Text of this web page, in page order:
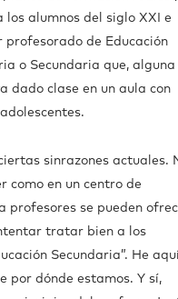
los alumnos del siglo XXI e
de Educación
o Secundaria que, alguna
dado clase en un aula con
sinrazones actuales.
como en un centro de
profesores se pueden
tratar bien a los
Secundaria”. He aquí
por dónde estamos. Y sí,